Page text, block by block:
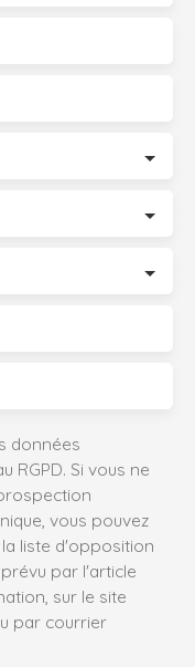
données
RGPD. Si vous ne
vous pouvez
liste d'opposition
par l'article
sur le site
par courrier